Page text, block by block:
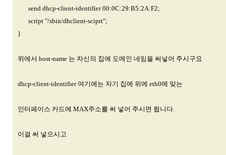
send dhcp-client-identifier 00:0C:29:B5:2A:F2;
script "/sbin/dhclient-sciprt";
}
위에서 host-name 는 자신의 집에 도메인 네임을 써넣어 주시구요
dhcp-client-identifier 여기에는 자기 집에 위에 eth0에 맞는
인터페이스 카드에 MAX주소를 써 넣어 주시면 됩니다.
이걸 써 넣으시고